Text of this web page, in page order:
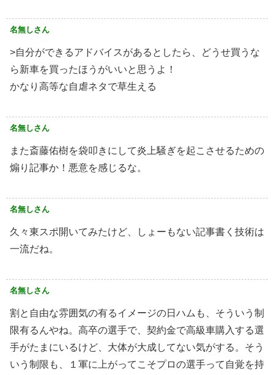
名無しさん
>自分ができるアドバイスがあるとしたら、どうせ買うな
ら新車を買ったほうがいいと思うよ！
かなり高等な自虐ネタで草生える
名無しさん
また斎藤佑樹を袋叩きにして炎上騒ぎを起こさせるための
煽り記事か！悪意を感じるな。
名無しさん
久々東スポ開いてみたけど、しょーもない記事書く技術は
一流だね。
名無しさん
割と自由な雰囲気の有るイメージの日ハムも、そういう制
限有るんやね。高卒の選手で、契約金で高級車購入する選
手がたまにいるけど、大体が大成してない気がする。そう
いう制限も、１軍に上がってこそプロの選手って自覚を持